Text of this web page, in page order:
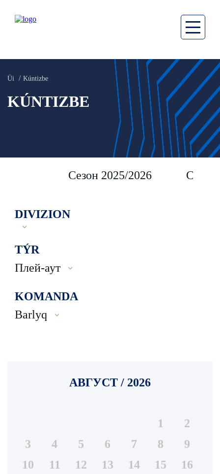
Üi Kúntizbe
KÚNTIZBE
Сезон 2025/2026 Сезон
DIVIZION
TÝR
Плей-аут
KOMANDA
Barlyq
АВГУСТ / 2026
1
2
3
4 5 6 7 8
9
10
11 12 13 14 15
16